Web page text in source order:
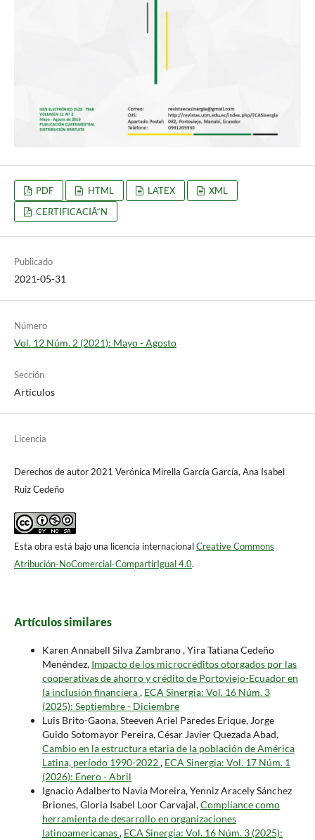
PDF HTML LATEX
XML
CERTIFICACIÃ“N
Publicado
2021-05-31
Número
Vol. 12 Núm. 2 (2021): Mayo - Agosto
Sección
Artículos
Licencia
Derechos de autor 2021 Verónica Mirella García García, Ana Isabel
Ruiz Cedeño
Esta obra está bajo una licencia internacionalCreative Commons
Atribución-NoComercial-CompartirIgual 4.0.
Artículos similares
Karen Annabell Silva Zambrano , Yira Tatiana Cedeño
Menéndez, Impacto de los microcréditos otorgados por las
cooperativas de ahorro y crédito de Portoviejo-Ecuador en
la inclusión financiera, ECA Sinergia: Vol. 16 Núm. 3
(2025): Septiembre - Diciembre
Luis Brito-Gaona, Steeven Ariel Paredes Erique, Jorge
Guido Sotomayor Pereira, César Javier Quezada Abad,
Cambio en la estructura etaria de la población de América
Latina, período 1990-2022, ECA Sinergia: Vol. 17 Núm. 1
(2026): Enero - Abril
Ignacio Adalberto Navia Moreira, Yenniz Aracely Sánchez
Briones, Gloria Isabel Loor Carvajal,Compliance como
herramienta de desarrollo en organizaciones
latinoamericanas, ECA Sinergia: Vol. 16 Núm. 3 (2025):